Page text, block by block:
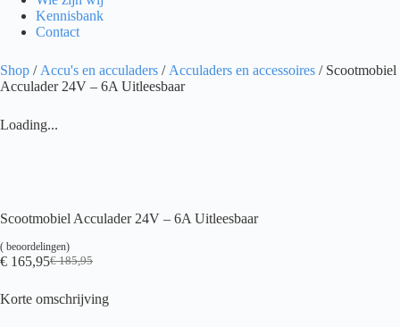
Kennisbank
Contact
Shop / Accu's en acculaders / Acculaders en accessoires / Scootmobiel
Acculader 24V – 6A Uitleesbaar
Loading...
Scootmobiel Acculader 24V – 6A Uitleesbaar
( beoordelingen)
€185,95
Oorspronkelijke
was:
€ 165,95Huidige
is:
Korte omschrijving